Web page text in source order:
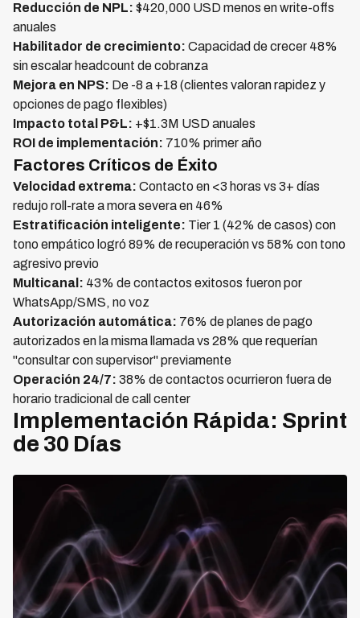
Reducción de NPL: $420,000 USD menos en write-offs
anuales
Habilitador de crecimiento: Capacidad de crecer 48%
sin escalar headcount de cobranza
Mejora en NPS: De -8 a +18 (clientes valoran rapidez y
opciones de pago flexibles)
Impacto total P&L: +$1.3M USD anuales
ROI de implementación: 710% primer año
Factores Críticos de Éxito
Velocidad extrema: Contacto en <3 horas vs 3+ días
redujo roll-rate a mora severa en 46%
Estratificación inteligente: Tier 1 (42% de casos) con
tono empático logró 89% de recuperación vs 58% con tono
agresivo previo
Multicanal: 43% de contactos exitosos fueron por
WhatsApp/SMS, no voz
Autorización automática: 76% de planes de pago
autorizados en la misma llamada vs 28% que requerían
"consultar con supervisor" previamente
Operación 24/7: 38% de contactos ocurrieron fuera de
horario tradicional de call center
Implementación Rápida: Sprint
de 30 Días